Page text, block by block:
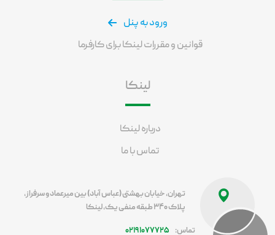
ورود به پنل
قوانین و مقررات لینکا برای کارفرما
لینکا
درباره لینکا
تماس با ما
تهران، خیابان بهشتی (عباس آباد) بین میرعماد و سرفراز،
پلاک ۳۴۰ طبقه منفی یک، لینکا
تماس: ۰۲۱۹۱۰۷۷۷۲۵